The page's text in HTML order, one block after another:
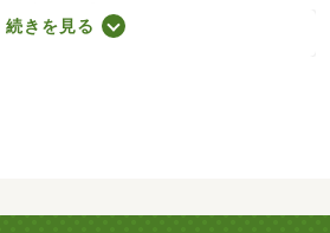
約時保証委託料：２２，０００円
．２％又は５．５％）・維持費
勤務形態：不在・★新築★インタ
新権利金なし！ＪＲ群馬八幡駅
。・仲介手数料：６１，６００円/
続きを見る